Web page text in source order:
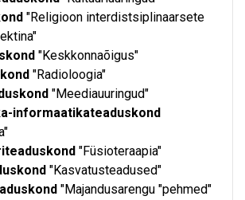
"Religioon interdistsiplinaarsete
"Keskkonnaõigus"
"Radioloogia"
"Meediauuringud"
informaatikateaduskond
"Füsioteraapia"
"Kasvatusteadused"
"Majandusarengu "pehmed"